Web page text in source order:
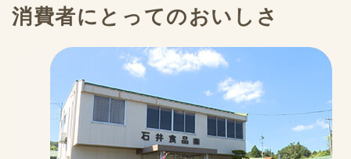
消費者にとってのおいしさ